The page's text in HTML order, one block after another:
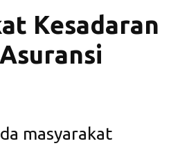
Kesadaran
masyarakat